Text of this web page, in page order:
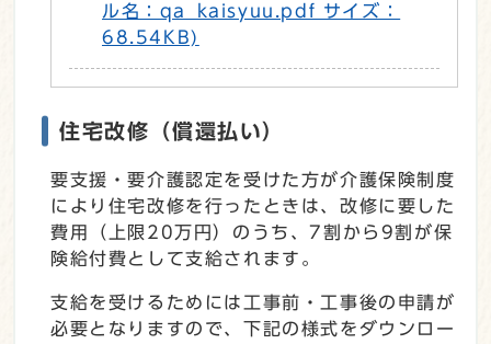
ル名：qa_kaisyuu.pdf サイズ：
68.54KB)
住宅改修（償還払い）
要支援・要介護認定を受けた方が介護保険制度
により住宅改修を行ったときは、改修に要した
費用（上限20万円）のうち、7割から9割が保
険給付費として支給されます。
支給を受けるためには工事前・工事後の申請が
必要となりますので、下記の様式をダウンロー